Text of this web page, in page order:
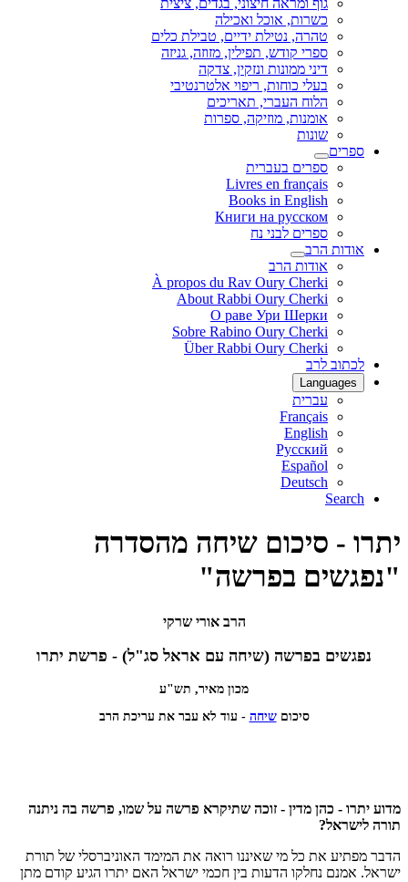
גוף ומראה חיצוני, בגדים, ציצית
כשרות, אוכל ואכילה
טהרה, נטילת ידיים, טבילת כלים
ספרי קודש, תפילין, מזוזה, גניזה
דיני ממונות ונזקין, צדקה
בעלי כוחות, ריפוי אלטרנטיבי
הלוח העברי, תאריכים
אומנות, מוזיקה, ספרות
שונות
ספרים
ספרים בעברית
Livres en français
Books in English
Книги на русском
ספרים לבני נח
אודות הרב
אודות הרב
À propos du Rav Oury Cherki
About Rabbi Oury Cherki
О раве Ури Шерки
Sobre Rabino Oury Cherki
Über Rabbi Oury Cherki
לכתוב לרב
Languages
עברית
Français
English
Русский
Español
Deutsch
Search
יתרו - סיכום שיחה מהסדרה
"נפגשים בפרשה"
הרב אורי שרקי
נפגשים בפרשה (שיחה עם אראל סג"ל) - פרשת יתרו
מכון מאיר, תש"ע
סיכוםשיחה - עוד לא עבר את עריכת הרב
מדוע יתרו - כהן מדין - זוכה שתיקרא פרשה על שמו, פרשה בה ניתנה
תורה לישראל?
הדבר מפתיע את כל מי שאיננו רואה את המימד האוניברסלי של תורת
ישראל. אמנם נחלקו הדעות בין חכמי ישראל האם יתרו הגיע קודם מתן